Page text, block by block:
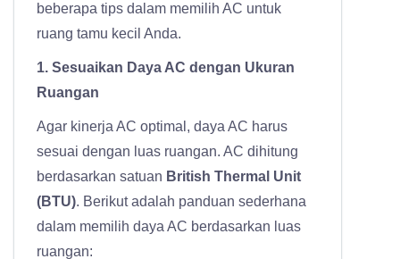
beberapa tips dalam memilih AC untuk
ruang tamu kecil Anda.
1. Sesuaikan Daya AC dengan Ukuran
Ruangan
Agar kinerja AC optimal, daya AC harus
sesuai dengan luas ruangan. AC dihitung
berdasarkan satuan British Thermal Unit
(BTU). Berikut adalah panduan sederhana
dalam memilih daya AC berdasarkan luas
ruangan: